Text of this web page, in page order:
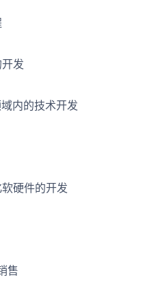
发
内的技术开发
硬件的开发
售